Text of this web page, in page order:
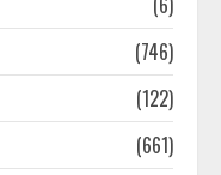
(746)
(122)
(661)